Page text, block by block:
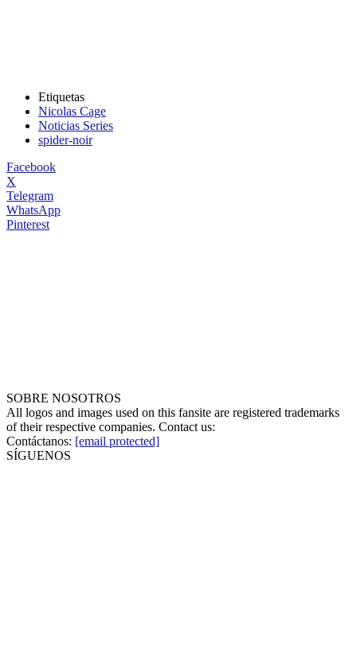
Etiquetas
Nicolas Cage
Noticias Series
spider-noir
Facebook
X
Telegram
WhatsApp
Pinterest
SOBRE NOSOTROS
All logos and images used on this fansite are registered trademarks
of their respective companies. Contact us:
Contáctanos: [email protected]
SÍGUENOS